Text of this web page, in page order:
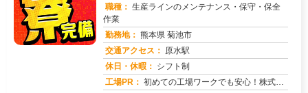
職種： 生産ラインのメンテナンス・保守・保全
作業
勤務地： 熊本県 菊池市
交通アクセス： 原水駅
休日・休暇： シフト制
工場PR： 初めての工場ワークでも安心！株式会社京栄センターで新しい一歩を踏み出しませんか？→ 応募から入寮までスムーズ！すぐ...